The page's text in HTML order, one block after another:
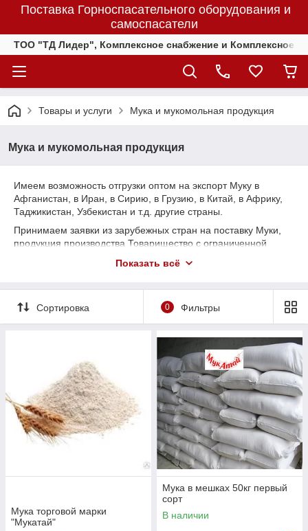
Поставка Горноспасательного оборудования и
самоспасатели
ТОО "ТД Лидер", Комплексное снабжение и Комплексное
Товары и услуги Мука и мукомольная продукция
Мука и мукомольная продукция
Имеем возможность отгрузки оптом на экспорт Муку в
Афганистан, в Иран, в Сирию, в Грузию, в Китай, в Африку,
Таджикистан, Узбекистан и т.д. другие страны.
Принимаем заявки из зарубежных стран на поставку Муки,
продукция производства Товарищество с ограниченной
Республики Казахстан, Актюбинская область, г.Актобе, в
Показать всё
Сортировка 0 Фильтры
Мука торговой марки
"Мукатай"
Мука в мешках 50кг первый
сорт
В наличии